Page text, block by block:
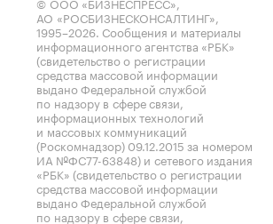
АО «РОСБИЗНЕСКОНСАЛТИНГ»,
1995–2026. Сообщения и материалы
информационного агентства «РБК»
(свидетельство о регистрации
средства массовой информации
выдано Федеральной службой
по надзору в сфере связи,
информационных технологий
и массовых коммуникаций
(Роскомнадзор) 09.12.2015 за номером
ИА №ФС77-63848) и сетевого издания
«РБК» (свидетельство о регистрации
средства массовой информации
выдано Федеральной службой
по надзору в сфере связи,